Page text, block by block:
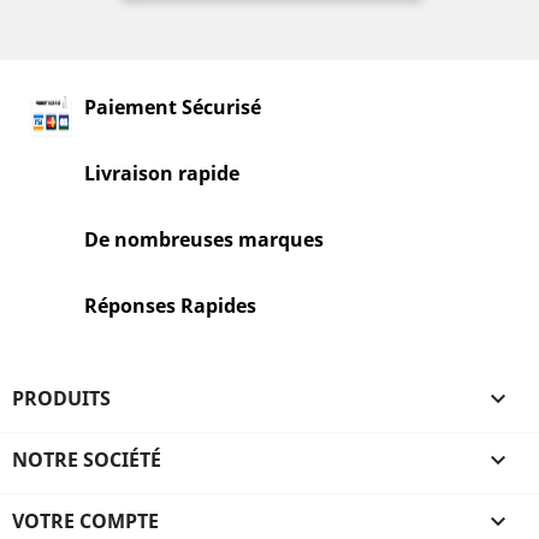
Paiement Sécurisé
Livraison rapide
De nombreuses marques
Réponses Rapides
PRODUITS 
NOTRE SOCIÉTÉ 
VOTRE COMPTE 